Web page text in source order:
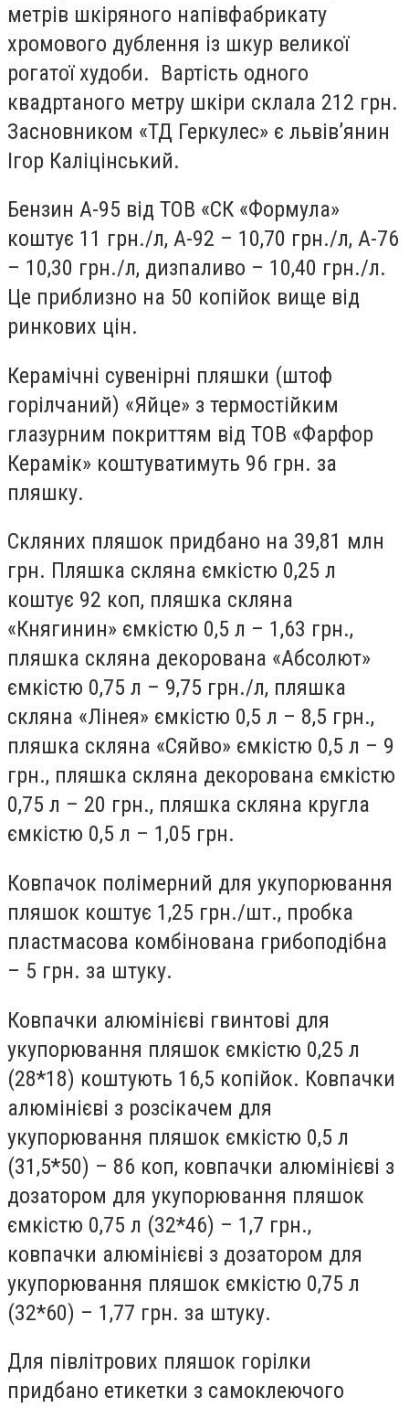
метрів шкіряного напівфабрикату
хромового дублення із шкур великої
рогатої худоби. Вартість одного
квадртаного метру шкіри склала 212 грн.
Засновником «ТД Геркулес» є львів’янин
Ігор Каліцінський.
Бензин А-95 від ТОВ «СК «Формула»
коштує 11 грн./л, А-92 – 10,70 грн./л, А-76
– 10,30 грн./л, дизпаливо – 10,40 грн./л.
Це приблизно на 50 копійок вище від
ринкових цін.
Керамічні сувенірні пляшки (штоф
горілчаний) «Яйце» з термостійким
глазурним покриттям від ТОВ «Фарфор
Керамік» коштуватимуть 96 грн. за
пляшку.
Скляних пляшок придбано на 39,81 млн
грн. Пляшка скляна ємкістю 0,25 л
коштує 92 коп, пляшка скляна
«Княгинин» ємкістю 0,5 л – 1,63 грн.,
пляшка скляна декорована «Абсолют»
ємкістю 0,75 л – 9,75 грн./л, пляшка
скляна «Лінея» ємкістю 0,5 л – 8,5 грн.,
пляшка скляна «Сяйво» ємкістю 0,5 л – 9
грн., пляшка скляна декорована ємкістю
0,75 л – 20 грн., пляшка скляна кругла
ємкістю 0,5 л – 1,05 грн.
Ковпачок полімерний для укупорювання
пляшок коштує 1,25 грн./шт., пробка
пластмасова комбінована грибоподібна
– 5 грн. за штуку.
Ковпачки алюмінієві гвинтові для
укупорювання пляшок ємкістю 0,25 л
(28*18) коштують 16,5 копійок. Ковпачки
алюмінієві з розсікачем для
укупорювання пляшок ємкістю 0,5 л
(31,5*50) – 86 коп, ковпачки алюмінієві з
дозатором для укупорювання пляшок
ємкістю 0,75 л (32*46) – 1,7 грн.,
ковпачки алюмінієві з дозатором для
укупорювання пляшок ємкістю 0,75 л
(32*60) – 1,77 грн. за штуку.
Для півлітрових пляшок горілки
придбано етикетки з самоклеючого